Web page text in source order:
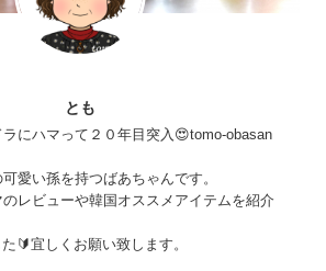
とも
にハマって２０年目突入😍tomo-obasan
愛い孫を持つばあちゃんです。
レビューや韓国オススメアイテムを紹介
🔰宜しくお願い致します。